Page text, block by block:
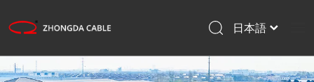
ホームページ
日本語
Français